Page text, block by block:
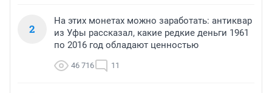
2
На этих монетах можно заработать: антиквар
из Уфы рассказал, какие редкие деньги 1961
по 2016 год обладают ценностью
46 716 11